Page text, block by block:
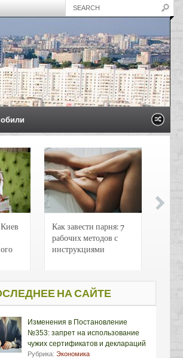
Киев
Как завести парня: 7
рабочих методов с
инструкциями
НА САЙТЕ
Изменения в Постановление
№353: запрет на использование
чужих сертификатов и деклараций
Рубрика: Экономика